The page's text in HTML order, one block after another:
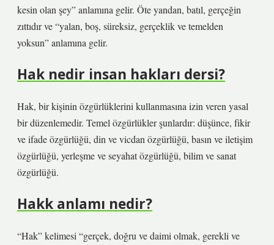
kesin olan şey” anlamına gelir. Öte yandan, batıl, gerçeğin
zıttıdır ve “yalan, boş, süreksiz, gerçeklik ve temelden
yoksun” anlamına gelir.
Hak nedir insan hakları dersi?
Hak, bir kişinin özgürlüklerini kullanmasına izin veren yasal
bir düzenlemedir. Temel özgürlükler şunlardır: düşünce, fikir
ve ifade özgürlüğü, din ve vicdan özgürlüğü, basın ve iletişim
özgürlüğü, yerleşme ve seyahat özgürlüğü, bilim ve sanat
özgürlüğü.
Hakk anlamı nedir?
“Hak” kelimesi “gerçek, doğru ve daimi olmak, gerekli ve